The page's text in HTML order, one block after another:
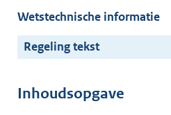
Wetstechnische informatie
Regeling tekst
Inhoudsopgave